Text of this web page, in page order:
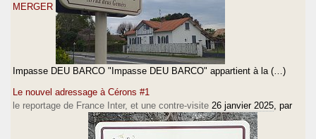
MERGER
Impasse DEU BARCO "Impasse DEU BARCO" appartient à la (…)
Le nouvel adressage à Cérons #1
le reportage de France Inter, et une contre-visite 26 janvier 2025 , par